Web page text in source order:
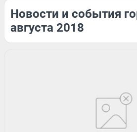
Новости и события
августа 2018